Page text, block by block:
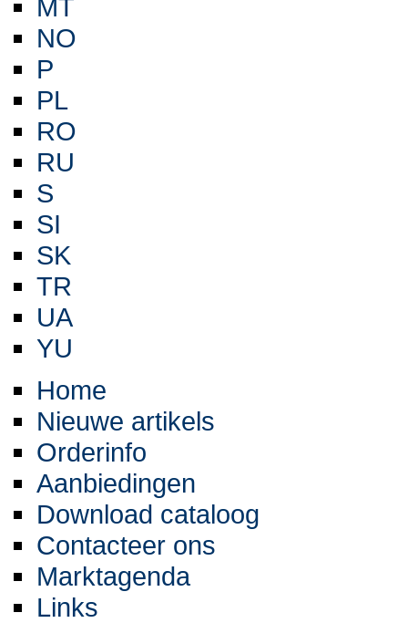
MT
NO
P
PL
RO
RU
S
SI
SK
TR
UA
YU
Home
Nieuwe artikels
Orderinfo
Aanbiedingen
Download cataloog
Contacteer ons
Marktagenda
Links